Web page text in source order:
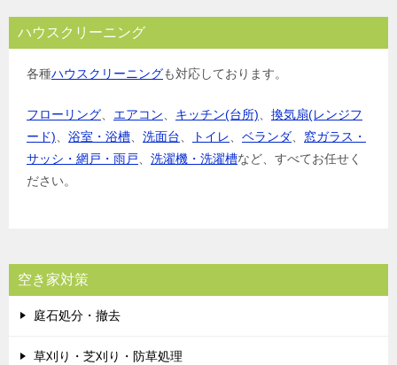
ハウスクリーニング
各種ハウスクリーニングも対応しております。
フローリング、 エアコン、 キッチン(台所)、 換気扇(レンジフ
ード)、 浴室・浴槽、 洗面台、 トイレ、 ベランダ、 窓ガラス・
サッシ・網戸・雨戸、 洗濯機・洗濯槽など、すべてお任せく
ださい。
空き家対策
庭石処分・撤去
草刈り・芝刈り・防草処理